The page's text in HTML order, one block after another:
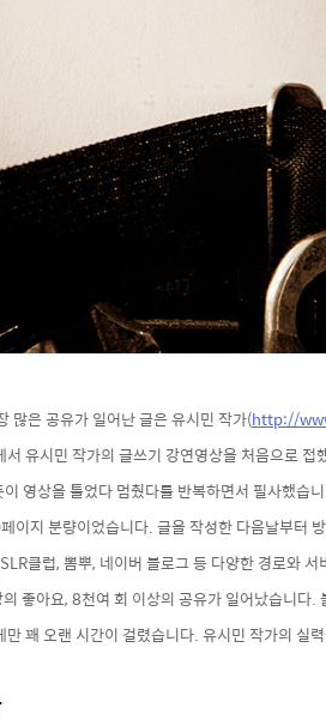
많은 공유가 일어난 글은 유시민 작가(http://
유시민 작가의 글쓰기 강연영상을 처음으로 접
영상을 틀었다 멈췄다를 반복하면서 필사했습
이지 분량이었습니다. 글을 작성한 다음날부터
클럽, 뽐뿌, 네이버 블로그 등 다양한 경로와 서
좋아요, 8천여 회 이상의 공유가 일어났습니다.
꽤 오랜 시간이 걸렸습니다.유시민 작가의 실